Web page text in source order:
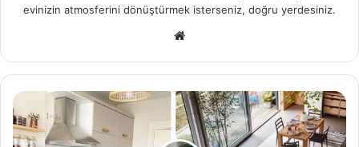
evinizin atmosferini dönüştürmek isterseniz, doğru yerdesiniz.
sit
esi